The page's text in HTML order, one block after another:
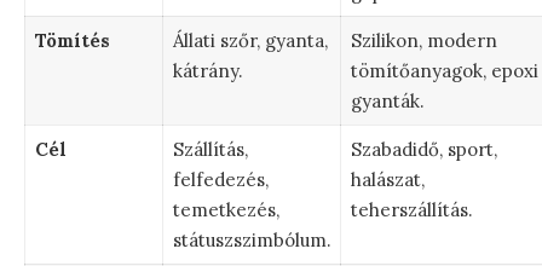
Tömítés
Állati szőr, gyanta,
kátrány.
Szilikon, modern
tömítőanyagok, epoxi
gyanták.
Cél
Szállítás,
felfedezés,
temetkezés,
státuszszimbólum.
Szabadidő, sport,
halászat,
teherszállítás.